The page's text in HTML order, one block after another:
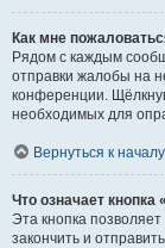
Как мне
Рядом с каждым
отправки жалобы на
конференции.
необходимых для
Вернуться к началу
Что означает
Эта кнопка
закончить и